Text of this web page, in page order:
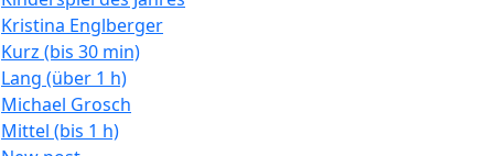
Kristina Englberger
Kurz (bis 30 min)
Lang (über 1 h)
Michael Grosch
Mittel (bis 1 h)